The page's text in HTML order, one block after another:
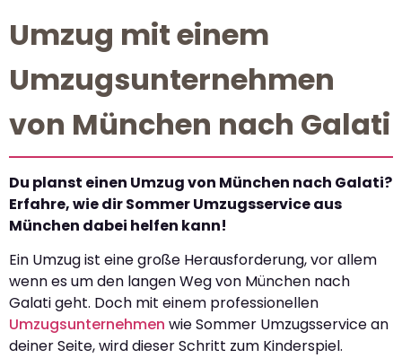
Umzug mit einem
Umzugsunternehmen
von München nach Galati
Du planst einen Umzug von München nach Galati?
Erfahre, wie dir Sommer Umzugsservice aus
München dabei helfen kann!
Ein Umzug ist eine große Herausforderung, vor allem
wenn es um den langen Weg von München nach
Galati geht. Doch mit einem professionellen
Umzugsunternehmen wie Sommer Umzugsservice an
deiner Seite, wird dieser Schritt zum Kinderspiel.